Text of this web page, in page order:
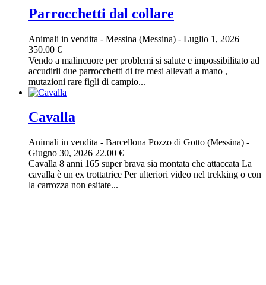
Parrocchetti dal collare
Animali in vendita - Messina (Messina) - Luglio 1, 2026
350.00 €
Vendo a malincuore per problemi si salute e impossibilitato ad
accudirli due parrocchetti di tre mesi allevati a mano ,
mutazioni rare figli di campio...
Cavalla
Animali in vendita - Barcellona Pozzo di Gotto (Messina) -
Giugno 30, 2026 22.00 €
Cavalla 8 anni 165 super brava sia montata che attaccata La
cavalla è un ex trottatrice Per ulteriori video nel trekking o con
la carrozza non esitate...